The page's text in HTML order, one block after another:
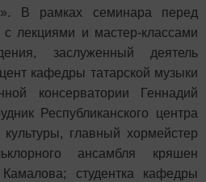
В рамках семинара перед
с лекциями и мастер-классами
заслуженный деятель
кафедры татарской музыки
консерватории Геннадий
Республиканского центра
главный хормейстер
ансамбля кряшен
студентка кафедры